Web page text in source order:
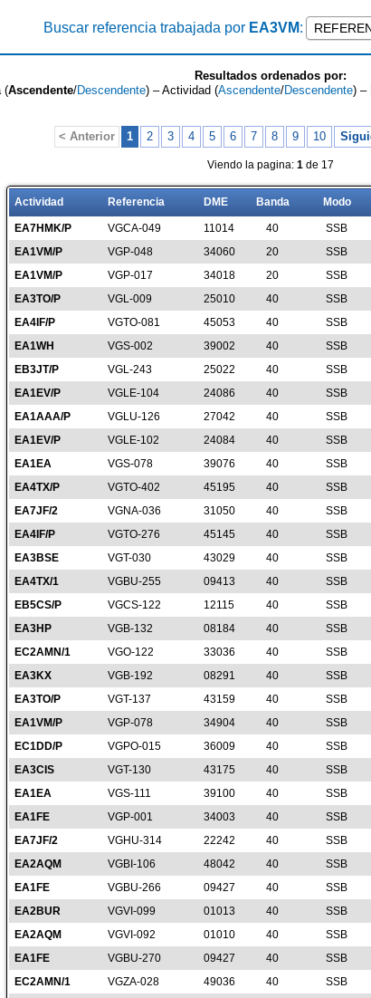
Buscar referencia trabajada por EA3VM:
Resultados ordenados por:
(Ascendente/Descendente) – Actividad (Ascendente/Descendente) –
< Anterior 1 2 3 4 5 6 7 8 9 10
Viendo la pagina: 1de 17
Actividad Referencia DME Banda Modo
EA7HMK/P VGCA-049 11014 40 SSB
EA1VM/P
VGP-048 34060 20 SSB
EA1VM/P
VGP-017 34018 20 SSB
EA3TO/P
VGL-009 25010 40 SSB
EA4IF/P
VGTO-081 45053 40 SSB
EA1WH
VGS-002 39002 40 SSB
EB3JT/P
VGL-243 25022 40 SSB
EA1EV/P
VGLE-104 24086 40 SSB
EA1AAA/P
VGLU-126 27042 40 SSB
EA1EV/P
VGLE-102 24084 40 SSB
EA1EA
VGS-078 39076 40 SSB
EA4TX/P
VGTO-402 45195 40 SSB
EA7JF/2
VGNA-036 31050 40 SSB
EA4IF/P
VGTO-276 45145 40 SSB
EA3BSE
VGT-030 43029 40 SSB
EA4TX/1
VGBU-255 09413 40 SSB
EB5CS/P
VGCS-122 12115 40 SSB
EA3HP
VGB-132 08184 40 SSB
EC2AMN/1
VGO-122 33036 40 SSB
EA3KX
VGB-192 08291 40 SSB
EA3TO/P
VGT-137 43159 40 SSB
EA1VM/P
VGP-078 34904 40 SSB
EC1DD/P
VGPO-015 36009 40 SSB
EA3CIS
VGT-130 43175 40 SSB
EA1EA
VGS-111 39100 40 SSB
EA1FE
VGP-001 34003 40 SSB
EA7JF/2
VGHU-314 22242 40 SSB
EA2AQM
VGBI-106 48042 40 SSB
EA1FE
VGBU-266 09427 40 SSB
EA2BUR
VGVI-099 01013 40 SSB
EA2AQM
VGVI-092 01010 40 SSB
EA1FE
VGBU-270 09427 40 SSB
EC2AMN/1
VGZA-028 49036 40 SSB